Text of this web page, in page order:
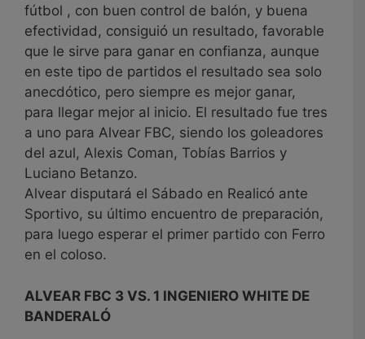
fútbol , con buen control de balón, y buena
efectividad, consiguió un resultado, favorable
que le sirve para ganar en confianza, aunque
en este tipo de partidos el resultado sea solo
anecdótico, pero siempre es mejor ganar,
para llegar mejor al inicio. El resultado fue tres
a uno para Alvear FBC, siendo los goleadores
del azul, Alexis Coman, Tobías Barrios y
Luciano Betanzo.
Alvear disputará el Sábado en Realicó ante
Sportivo, su último encuentro de preparación,
para luego esperar el primer partido con Ferro
en el coloso.
ALVEAR FBC 3 VS. 1 INGENIERO WHITE DE
BANDERALÓ